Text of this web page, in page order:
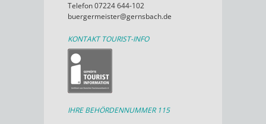
Telefon 07224 644-102
buergermeister@gernsbach.de
KONTAKT TOURIST-INFO
IHRE BEHÖRDENNUMMER 115